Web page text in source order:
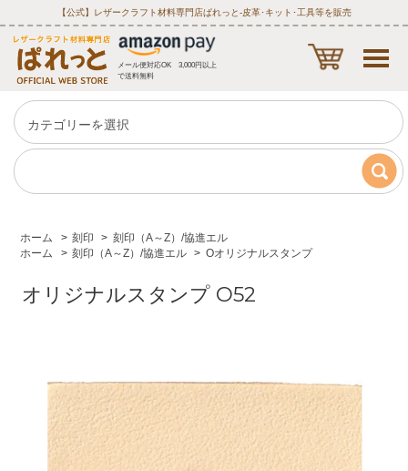
【公式】レザークラフト材料専門店ぱれっと‐皮革･キット･工具等を販売
メール便対応OK 3,000円以上
で送料無料
ホーム > 刻印 > 刻印（A～Z）/協進エル
ホーム
> 刻印（A～Z）/協進エル > Oオリジナルスタンプ
オリジナルスタンプ O52